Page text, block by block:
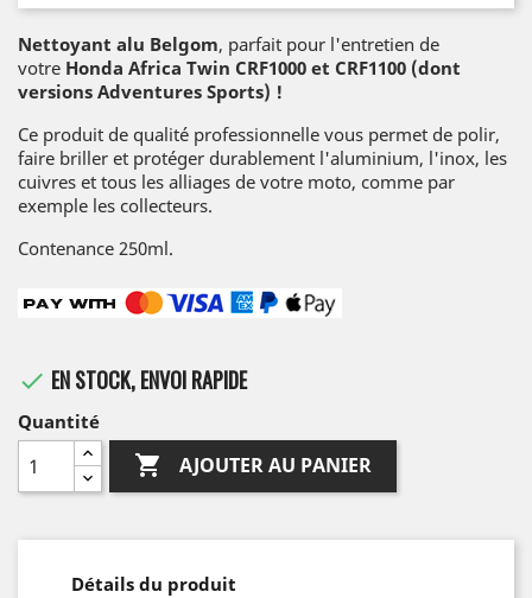
Nettoyant alu Belgom, parfait pour l'entretien de
votre Honda Africa Twin CRF1000 et CRF1100 (dont
versions Adventures Sports) !
Ce produit de qualité professionnelle vous permet de polir,
faire briller et protéger durablement l'aluminium, l'inox, les
cuivres et tous les alliages de votre moto, comme par
exemple les collecteurs.
Contenance 250ml.
 EN STOCK, ENVOI RAPIDE
Quantité
 AJOUTER AU PANIER
Détails du produit